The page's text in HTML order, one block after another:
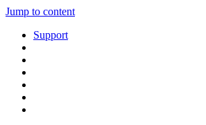
Jump to content
Support